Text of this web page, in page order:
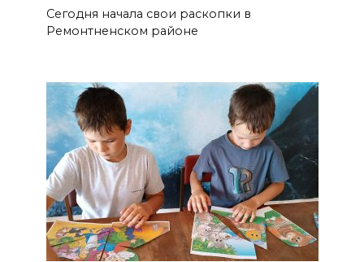
Сегодня начала свои раскопки в
Ремонтненском районе